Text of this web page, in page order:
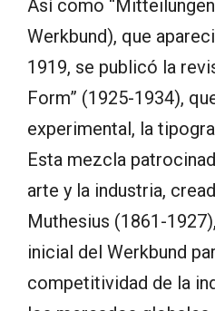
Así como
Werkbund), que
1919, se publicó la
Form” (1925-1934),
experimental, la
Esta mezcla
arte y la industria,
Muthesius (1861-
inicial del Werkbund
competitividad de la